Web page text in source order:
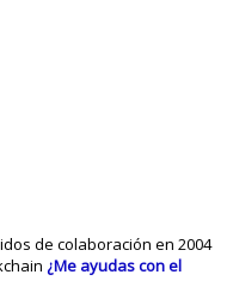
de colaboración en 2004
¿Me ayudas con el